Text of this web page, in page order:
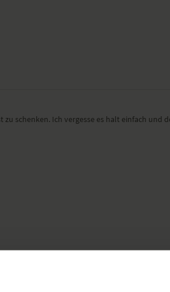
friedvoller
Shavasana
Wirkung und
schenken. Ich vergesse es halt einfach